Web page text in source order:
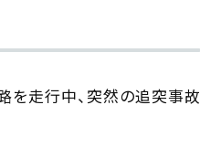
を走行中、突然の追突事故